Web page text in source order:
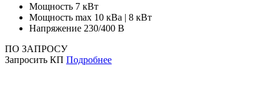
Мощность 7 кВт
Мощность max 10 кВа | 8 кВт
Напряжение 230/400 В
ПО ЗАПРОСУ
Запросить КП Подробнее